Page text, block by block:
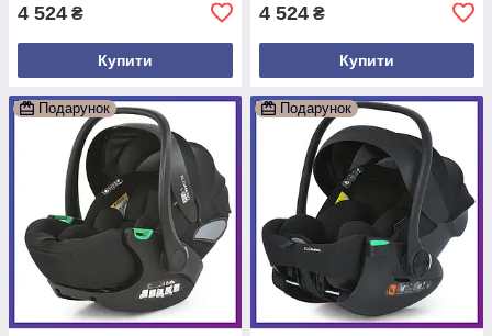
4 524 ₴
Купити
4 524 ₴
Купити
Подарунок Подарунок